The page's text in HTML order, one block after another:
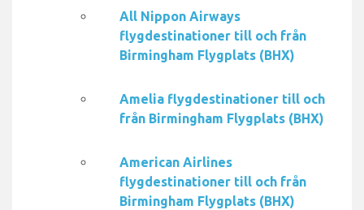
All Nippon Airways
flygdestinationer till och från
Birmingham Flygplats (BHX)
Amelia flygdestinationer till och
från Birmingham Flygplats (BHX)
American Airlines
flygdestinationer till och från
Birmingham Flygplats (BHX)